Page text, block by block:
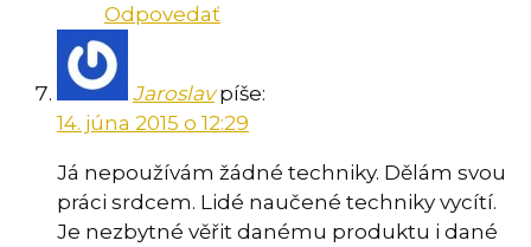
Odpovedať
Jaroslav píše:
14. júna 2015 o 12:29
Já nepoužívám žádné techniky. Dělám svou
práci srdcem. Lidé naučené techniky vycítí.
Je nezbytné věřit danému produktu i dané